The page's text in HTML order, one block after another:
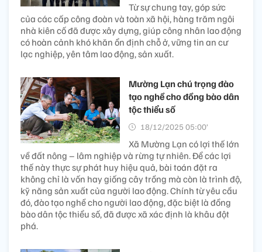
Từ sự chung tay, góp sức
của các cấp công đoàn và toàn xã hội, hàng trăm ngôi
nhà kiên cố đã được xây dựng, giúp công nhân lao động
có hoàn cảnh khó khăn ổn định chỗ ở, vững tin an cư
lạc nghiệp, yên tâm lao động, sản xuất.
Mường Lạn chú trọng đào
tạo nghề cho đồng bào dân
tộc thiểu số
18/12/2025 05:00’
Xã Mường Lạn có lợi thế lớn
về đất nông – lâm nghiệp và rừng tự nhiên. Để các lợi
thế này thực sự phát huy hiệu quả, bài toán đặt ra
không chỉ là vốn hay giống cây trồng mà còn là trình độ,
kỹ năng sản xuất của người lao động. Chính từ yêu cầu
đó, đào tạo nghề cho người lao động, đặc biệt là đồng
bào dân tộc thiểu số, đã được xã xác định là khâu đột
phá.